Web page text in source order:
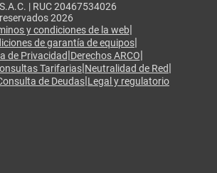
| RUC 20467534026
2026
y condiciones de la web|
de garantía de equipos|
de Privacidad|Derechos ARCO|
Tarifarias|Neutralidad de Red|
de Deudas|Legal y regulatorio